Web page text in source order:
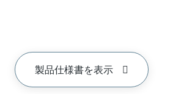
製品仕様書を表示